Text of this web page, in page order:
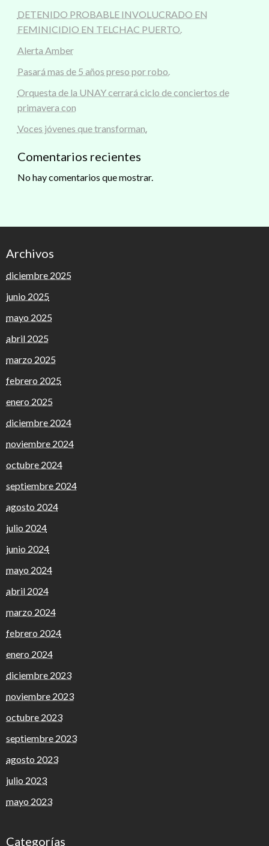
DETENIDO PROBABLE INVOLUCRADO EN
FEMINICIDIO EN TELCHAC PUERTO.
Alerta Amber
Pasará mas de 5 años preso por robo.
Orquesta de la UNAY cerrará ciclo de conciertos de
primavera con
Voces jóvenes que transforman.
Comentarios recientes
No hay comentarios que mostrar.
Archivos
diciembre 2025
junio 2025
mayo 2025
abril 2025
marzo 2025
febrero 2025
enero 2025
diciembre 2024
noviembre 2024
octubre 2024
septiembre 2024
agosto 2024
julio 2024
junio 2024
mayo 2024
abril 2024
marzo 2024
febrero 2024
enero 2024
diciembre 2023
noviembre 2023
octubre 2023
septiembre 2023
agosto 2023
julio 2023
mayo 2023
Categorías